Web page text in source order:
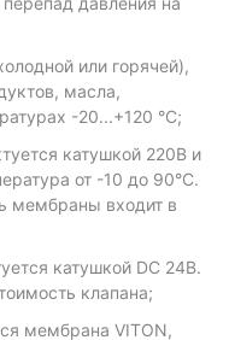
или горячей),
масла,
-20...+120 °С;
катушкой 220В и
от -10 до 90°С.
мембраны входит в
катушкой DC 24В.
клапана;
мембрана VITON,